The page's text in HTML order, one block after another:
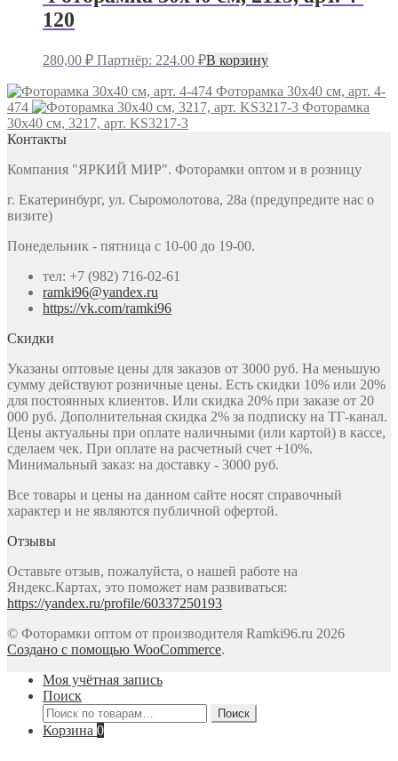
120
280,00 ₽ Партнёр: 224.00 ₽В корзину
Фоторамка 30х40 см, арт. 4-
474
Фоторамка
30х40 см, 3217, арт. KS3217-3
Контакты
Компания "ЯРКИЙ МИР". Фоторамки оптом и в розницу
г. Екатеринбург, ул. Сыромолотова, 28а (предупредите нас о
визите)
Понедельник - пятница с 10-00 до 19-00.
тел: +7 (982) 716-02-61
ramki96@yandex.ru
https://vk.com/ramki96
Скидки
Указаны оптовые цены для заказов от 3000 руб. На меньшую
сумму действуют розничные цены. Есть скидки 10% или 20%
для постоянных клиентов. Или скидка 20% при заказе от 20
000 руб. Дополнительная скидка 2% за подписку на ТГ-канал.
Цены актуальны при оплате наличными (или картой) в кассе,
сделаем чек. При оплате на расчетный счет +10%.
Минимальный заказ: на доставку - 3000 руб.
Все товары и цены на данном сайте носят справочный
характер и не являются публичной офертой.
Отзывы
Оставьте отзыв, пожалуйста, о нашей работе на
Яндекс.Картах, это поможет нам развиваться:
https://yandex.ru/profile/60337250193
© Фоторамки оптом от производителя Ramki96.ru 2026
Создано с помощью WooCommerce.
Моя учётная запись
Поиск
Искать:
Поиск
Корзина 0